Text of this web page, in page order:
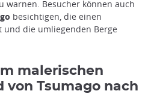
warnen. Besucher können auch
besichtigen, die einen
und die umliegenden Berge
malerischen
von Tsumago nach